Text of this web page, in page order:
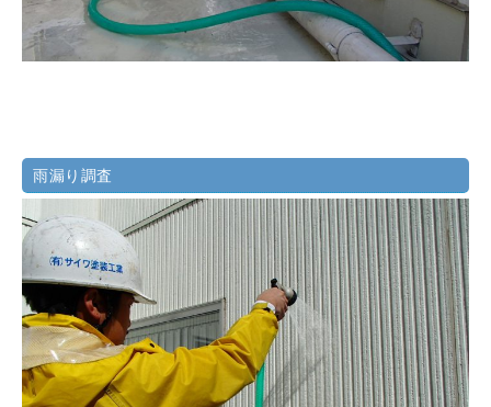
雨漏り調査